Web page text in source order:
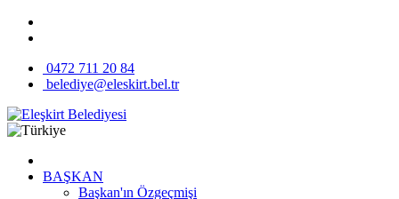
0472 711 20 84
belediye@eleskirt.bel.tr
BAŞKAN
Başkan'ın Özgeçmişi